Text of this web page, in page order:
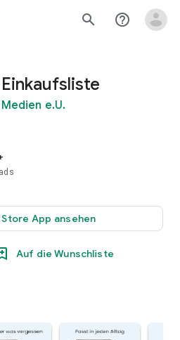
search help_outline
e.U.
Store App ansehen
Auf die Wunschliste